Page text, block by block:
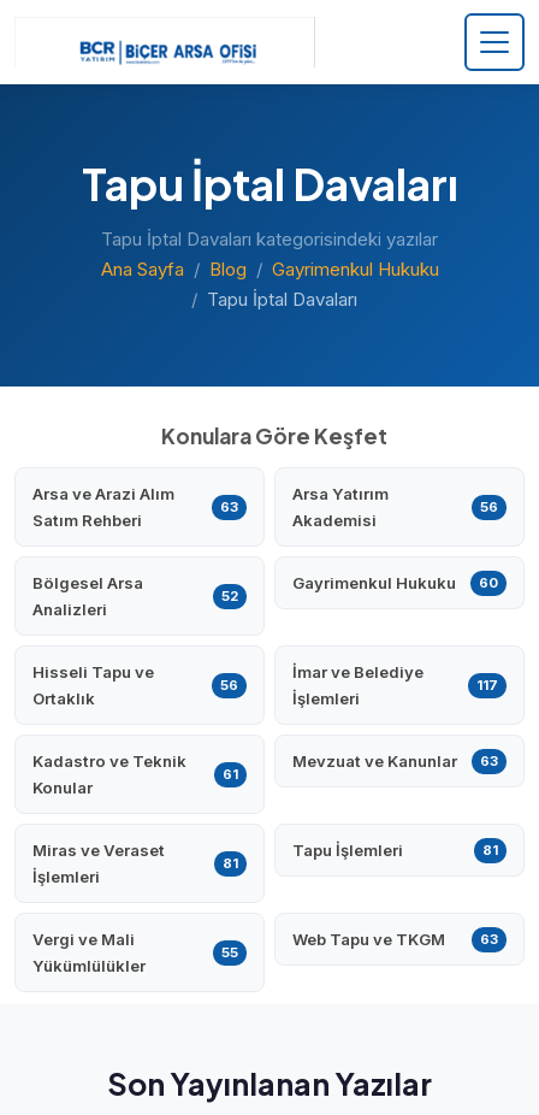
Tapu İptal Davaları
Tapu İptal Davaları kategorisindeki yazılar
Ana Sayfa
Blog
Gayrimenkul Hukuku
Tapu İptal Davaları
Konulara Göre Keşfet
Arsa ve Arazi Alım
Satım Rehberi
63
Arsa Yatırım
Akademisi
56
Bölgesel Arsa
Analizleri
52
Gayrimenkul Hukuku 60
Hisseli Tapu ve
Ortaklık
56
İmar ve Belediye
İşlemleri
117
Kadastro ve Teknik
Konular
61
Mevzuat ve Kanunlar 63
Miras ve Veraset
İşlemleri
81
Tapu İşlemleri 81
Vergi ve Mali
Yükümlülükler
55
Web Tapu ve TKGM 63
Son Yayınlanan Yazılar